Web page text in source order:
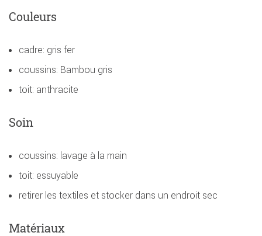
Couleurs
cadre: gris fer
coussins: Bambou gris
toit: anthracite
Soin
coussins: lavage à la main
toit: essuyable
retirer les textiles et stocker dans un endroit sec
Matériaux